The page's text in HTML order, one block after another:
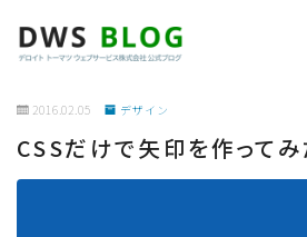
ホーム
2016.02.05 デザイン
CSSだけで矢印を作ってみ